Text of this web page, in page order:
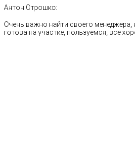
Антон Отрошко:
Очень важно найти своего
готова на участке, пользуемся, все